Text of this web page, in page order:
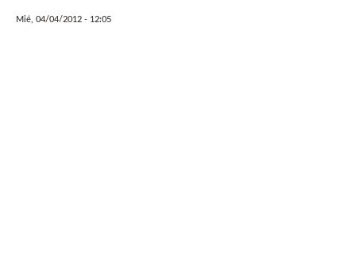
Mié, 04/04/2012 - 12:05